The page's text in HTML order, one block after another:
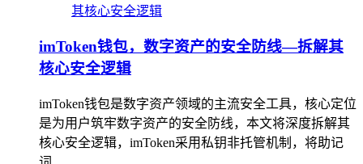
imToken钱包，数字资产的安全防线—拆解其
核心安全逻辑
imToken钱包是数字资产领域的主流安全工具，核心定位
是为用户筑牢数字资产的安全防线，本文将深度拆解其
核心安全逻辑，imToken采用私钥非托管机制，将助记